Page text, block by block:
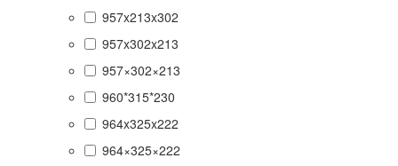
957x213x302
957x302x213
957×302×213
960*315*230
964x325x222
964×325×222